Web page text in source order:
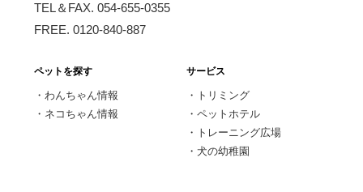
TEL＆FAX. 054-655-0355
FREE. 0120-840-887
ペットを探す
・ わんちゃん情報
・ ネコちゃん情報
サービス
・ トリミング
・ペットホテル
・ トレーニング広場
・犬の幼稚園